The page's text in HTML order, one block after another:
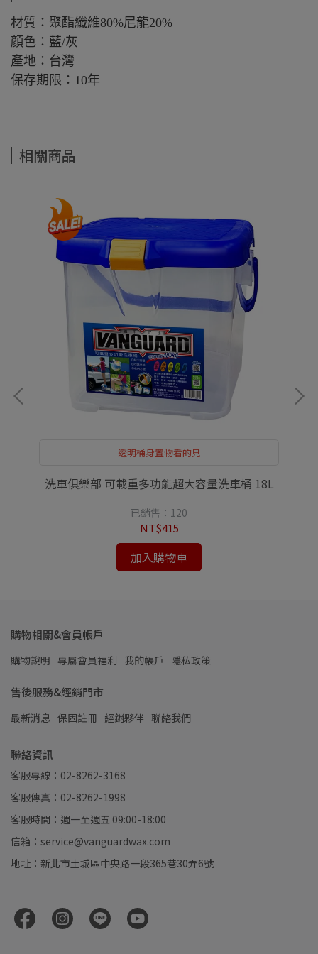
材質：聚酯纖維80%尼龍20%
顏色：藍/灰
產地：台灣
保存期限：10年
相關商品
透明桶身置物看的見
洗車俱樂部 可載重多功能超大容量洗車桶 18L
已銷售：120
NT$415
加入購物車
購物相關&會員帳戶
購物說明 專屬會員福利 我的帳戶 隱私政策
售後服務&經銷門市
最新消息 保固註冊 經銷夥伴 聯絡我們
聯絡資訊
客服專線：02-8262-3168
客服傳真：02-8262-1998
客服時間：週一至週五 09:00-18:00
信箱：service@vanguardwax.com
地址：新北市土城區中央路一段365巷30弄6號